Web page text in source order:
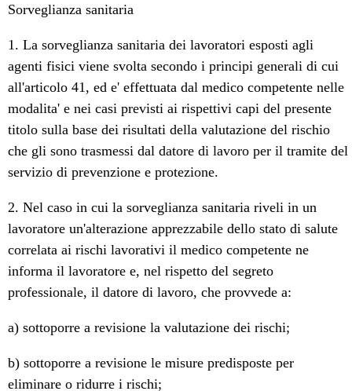
Sorveglianza sanitaria
1. La sorveglianza sanitaria dei lavoratori esposti agli
agenti fisici viene svolta secondo i principi generali di cui
all'articolo 41, ed e' effettuata dal medico competente nelle
modalita' e nei casi previsti ai rispettivi capi del presente
titolo sulla base dei risultati della valutazione del rischio
che gli sono trasmessi dal datore di lavoro per il tramite del
servizio di prevenzione e protezione.
2. Nel caso in cui la sorveglianza sanitaria riveli in un
lavoratore un'alterazione apprezzabile dello stato di salute
correlata ai rischi lavorativi il medico competente ne
informa il lavoratore e, nel rispetto del segreto
professionale, il datore di lavoro, che provvede a:
a) sottoporre a revisione la valutazione dei rischi;
b) sottoporre a revisione le misure predisposte per
eliminare o ridurre i rischi;